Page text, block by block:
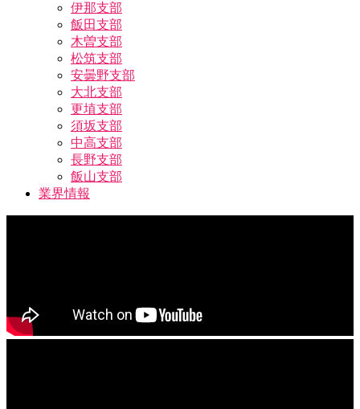
伊那支部
飯田支部
木曽支部
松筑支部
安曇野支部
大北支部
更埴支部
須坂支部
中高支部
長野支部
飯山支部
業界情報